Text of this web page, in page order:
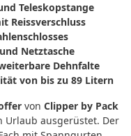
Teleskopstange
Reissverschluss
Netztasche
Dehnfalte
von bis zu 89 Litern
von Clipper by Pack
Urlaub ausgerüstet. Der